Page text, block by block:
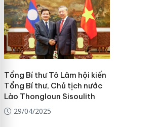
Tổng Bí thư Tô Lâm hội kiến
Tổng Bí thư, Chủ tịch nước
Lào Thongloun Sisoulith
29/04/2025